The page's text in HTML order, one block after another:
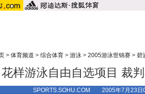
> 体育频道 > 综合体育 > 游泳 > 2005游泳世锦赛 > 碧
花样游泳自由自选项目 裁
SPORTS.SOHU.COM 2005年7月23日